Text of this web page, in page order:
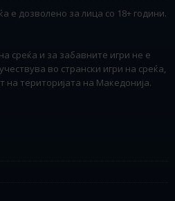
е дозволено за лица со 18+ години.
среќа и за забавните игри не е
во странски игри на среќа,
на територијата на Македонија.